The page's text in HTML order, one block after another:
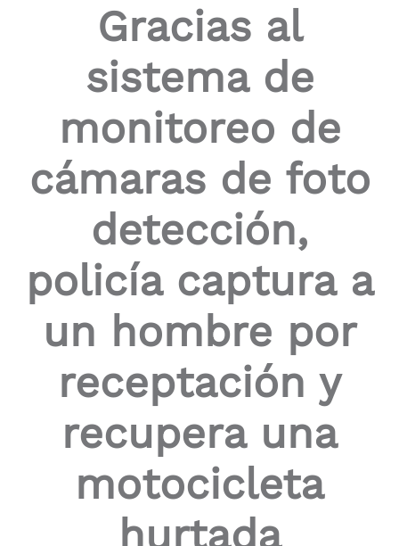
navigate
content.
Gracias al
sistema de
monitoreo de
cámaras de foto
detección,
policía captura a
un hombre por
receptación y
recupera una
motocicleta
hurtada